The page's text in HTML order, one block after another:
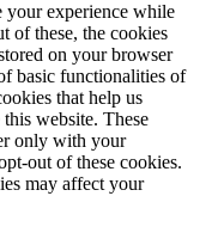
your experience while
of these, the cookies
on your browser
basic functionalities of
that help us
website. These
only with your
out of these cookies.
may affect your